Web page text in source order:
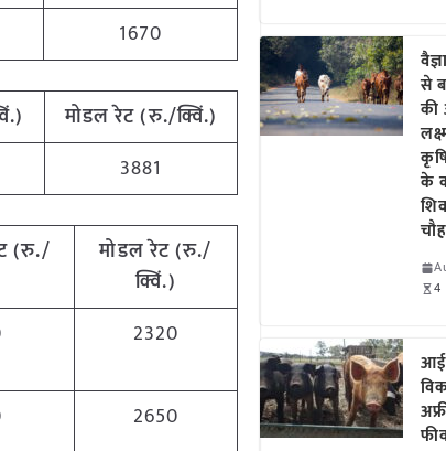
1670
मोडल रेट(रु./क्विं.)
3881
(रु./
मोडल रेट(रु./
क्विं.)
2320
2650
से
की
के
4